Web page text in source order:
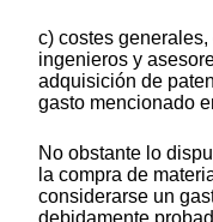
c) costes
ingenieros y
adquisición de
gasto mencionado
No obstante lo
la compra de
considerarse un